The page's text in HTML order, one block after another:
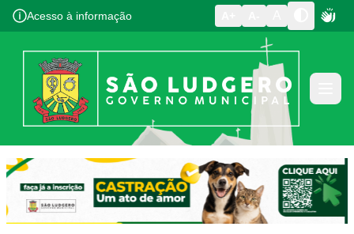
Acesso à informação